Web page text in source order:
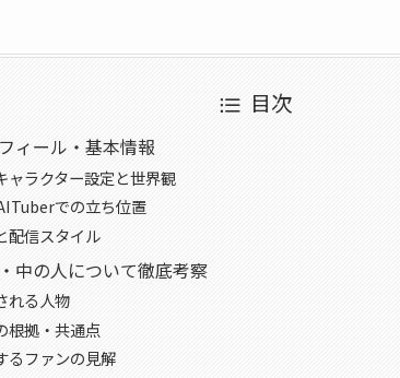
目次
ィール・基本情報
ャラクター設定と世界観
での立ち位置
配信スタイル
中の人について徹底考察
れる人物
根拠・共通点
るファンの見解